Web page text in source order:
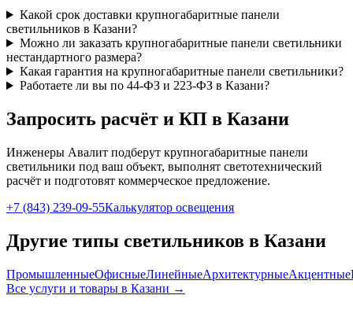
Какой срок доставки крупногабаритные панели
светильников в Казани?
Можно ли заказать крупногабаритные панели светильники
нестандартного размера?
Какая гарантия на крупногабаритные панели светильники?
Работаете ли вы по 44-ФЗ и 223-ФЗ в Казани?
Запросить расчёт и КП в Казани
Инженеры Авалит подберут крупногабаритные панели
светильники под ваш объект, выполнят светотехнический
расчёт и подготовят коммерческое предложение.
+7 (843) 239-09-55Калькулятор освещения
Другие типы светильников в Казани
ПромышленныеОфисныеЛинейныеАрхитектурныеАкцентные
Все услуги и товары в Казани →